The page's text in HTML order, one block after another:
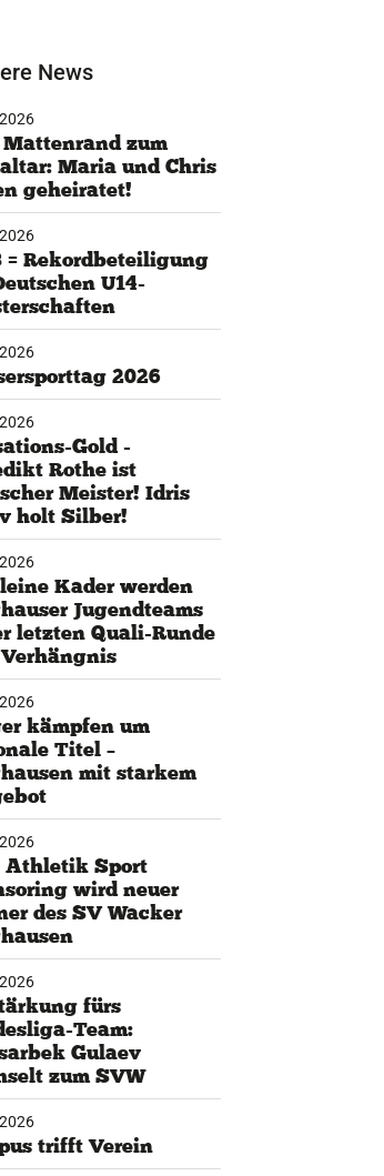
Magomed Kartojev zählt zu den absoluten Leistungsträgern im
News
Mattenrand zum
Maria und Chris
geheiratet!
= Rekordbeteiligung
U14-
2026
Gold -
Rothe ist
Meister! Idris
holt Silber!
Kader werden
Jugendteams
letzten Quali-Runde
kämpfen um
Titel –
mit starkem
Athletik Sport
wird neuer
des SV Wacker
fürs
Team:
Gulaev
zum SVW
trifft Verein